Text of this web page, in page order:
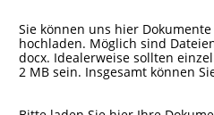
Sie können uns hier
hochladen. Möglich sind
docx. Idealerweise sollten
2 MB sein. Insgesamt können